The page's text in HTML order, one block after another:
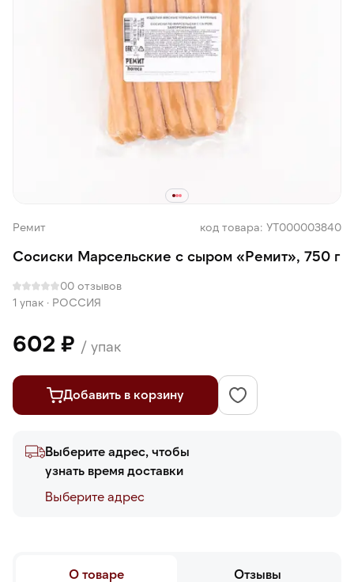
Ремит код товара: УТ000003840
Сосиски Марсельские с сыром «Ремит», 750 г
00 отзывов
1 упак · РОССИЯ
602 ₽ / упак
Добавить в корзину
Выберите адрес, чтобы
узнать время доставки
Выберите адреc
О товаре Отзывы